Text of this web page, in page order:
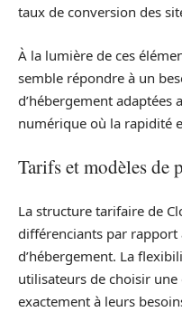
taux de conversion des
À la lumière de ces
semble répondre à un
d’hébergement adaptées
numérique où la rapidité
Tarifs et modèles de
La structure tarifaire de
différenciants par rapport
d’hébergement. La
utilisateurs de choisir
exactement à leurs